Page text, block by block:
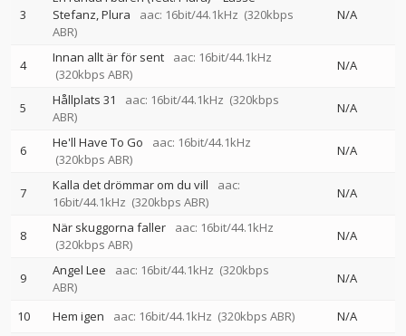
3
Stefanz Plura aac: 16bit/44.1kHz (320kbps
ABR)
N/A
4 Innan allt är för sent
aac: 16bit/44.1kHz
(320kbps ABR)
N/A
5 Hållplats 31 aac: 16bit/44.1kHz (320kbps
ABR)
N/A
6 He'll Have To Go
aac: 16bit/44.1kHz
(320kbps ABR)
N/A
7 Kalla det drömmar om du vill
aac:
16bit/44.1kHz (320kbps ABR)
N/A
8 När skuggorna faller
aac: 16bit/44.1kHz
(320kbps ABR)
N/A
9 Angel Lee aac: 16bit/44.1kHz (320kbps
ABR)
N/A
10 Hem igen aac: 16bit/44.1kHz (320kbps ABR) N/A